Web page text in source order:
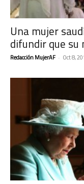
Una mujer
difundir que su
Redacción MujerAF - Oct 8,